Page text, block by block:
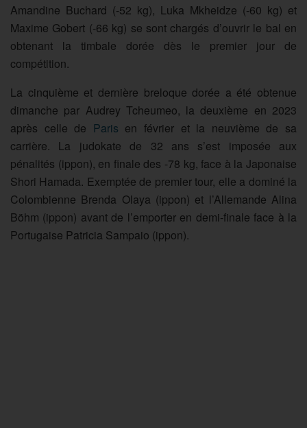
Amandine Buchard (-52 kg), Luka Mkheidze (-60 kg) et
Maxime Gobert (-66 kg) se sont chargés d’ouvrir le bal en
obtenant la timbale dorée dès le premier jour de
compétition.
La cinquième et dernière breloque dorée a été obtenue
dimanche par Audrey Tcheumeo, la deuxième en 2023
après celle de Paris en février et la neuvième de sa
carrière. La judokate de 32 ans s’est imposée aux
pénalités (ippon), en finale des -78 kg, face à la Japonaise
Shori Hamada. Exemptée de premier tour, elle a dominé la
Colombienne Brenda Olaya (ippon) et l’Allemande Alina
Böhm (ippon) avant de l’emporter en demi-finale face à la
Portugaise Patricia Sampaio (ippon).